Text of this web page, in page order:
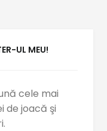
UL MEU!
cele mai
de joacă şi